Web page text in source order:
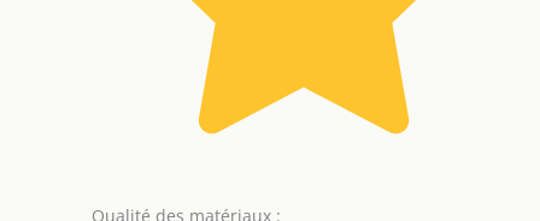
Qualité des matériaux :